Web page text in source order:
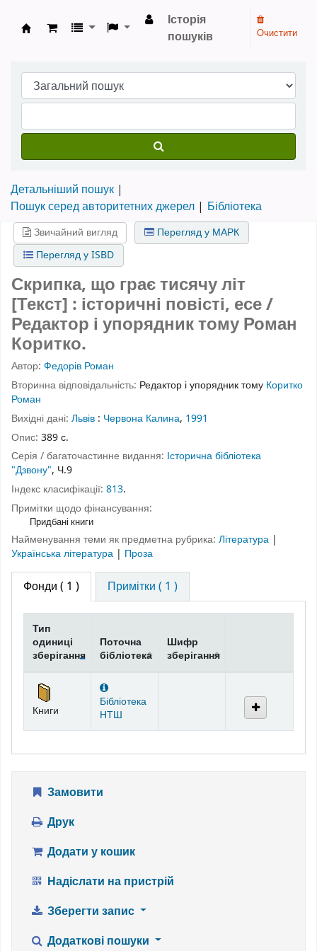
Бібліотека НТШ › Електронний каталог
Історія
пошуків
Очистити
Детальніший пошук
Пошук серед авторитетних джерел
Бібліотека
Звичайний вигляд
Перегляд у МАРК
Перегляд у ISBD
Скрипка, що грає тисячу літ
[Текст] : історичні повісті, есе /
Редактор і упорядник тому Роман
Коритко.
Автор: Федорів Роман
Вторинна відповідальність: Редактор і упорядник тому Коритко
Роман
Вихідні дані: Львів : Червона Калина, 1991
Опис: 389 с.
Серія / багаточастинне видання: Історична бібліотека
"Дзвону", Ч.9
Індекс класифікації: 813.
Примітки щодо фінансування:
Придбані книги
Найменування теми як предметна рубрика: Література |
Українська література | Проза
Фонди ( 1 ) Примітки ( 1 )
Тип
одиниці
зберігання
Поточна
бібліотека
Шифр
зберігання
Книги
Бібліотека
НТШ
Замовити
Друк
Додати у кошик
Надіслати на пристрій
Зберегти запис
Додаткові пошуки